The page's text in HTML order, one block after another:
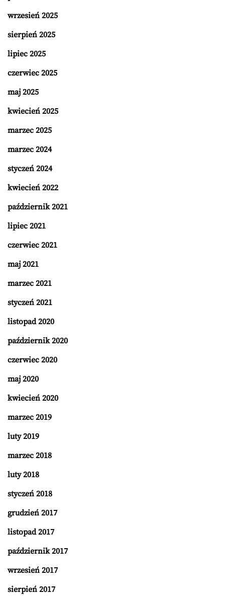
wrzesień 2025
sierpień 2025
lipiec 2025
czerwiec 2025
maj 2025
kwiecień 2025
marzec 2025
marzec 2024
styczeń 2024
kwiecień 2022
październik 2021
lipiec 2021
czerwiec 2021
maj 2021
marzec 2021
styczeń 2021
listopad 2020
październik 2020
czerwiec 2020
maj 2020
kwiecień 2020
marzec 2019
luty 2019
marzec 2018
luty 2018
styczeń 2018
grudzień 2017
listopad 2017
październik 2017
wrzesień 2017
sierpień 2017